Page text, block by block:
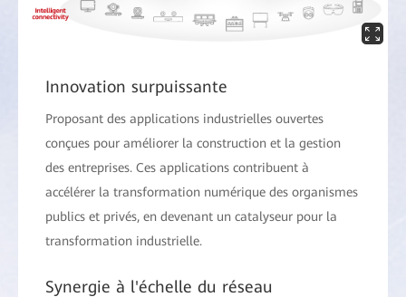
Innovation surpuissante
Proposant des applications industrielles ouvertes
conçues pour améliorer la construction et la gestion
des entreprises. Ces applications contribuent à
accélérer la transformation numérique des organismes
publics et privés, en devenant un catalyseur pour la
transformation industrielle.
Synergie à l'échelle du réseau